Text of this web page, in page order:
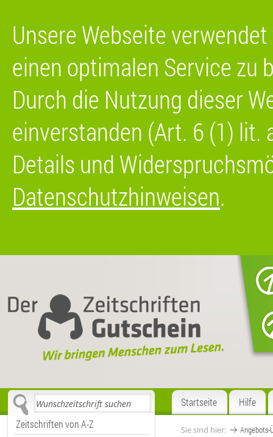
Unsere Webseite
einen optimalen Service zu
Durch die Nutzung dieser
einverstanden (Art. 6 (1) lit.
Details und
Datenschutzhinweisen.
Zeitschriften von A-Z
Startseite Hilfe
Sie sind hier: